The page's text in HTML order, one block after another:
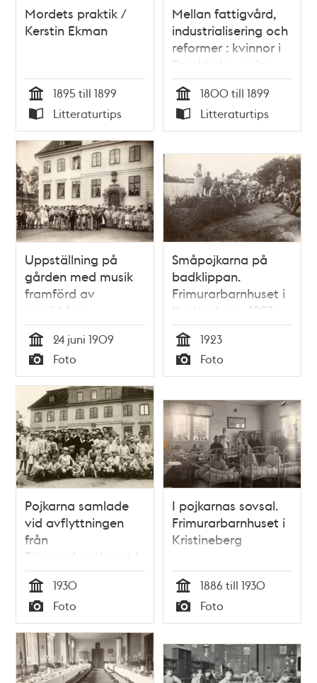
Mordets praktik /
Kerstin Ekman
Tid
1895 till 1899
Typ
Litteraturtips
Mellan fattigvård,
industrialisering och
reformer : kvinnor i
Stockholm under
1800-talet / Marion
Hartwig
Tid
1800 till 1899
Typ
Litteraturtips
Uppställning på
gården med musik
framförd av
musikkåren.
Frimurarbarnhuset i
Kristineberg, 24 juni
1909
Tid
24 juni 1909
Typ
Foto
Småpojkarna på
badklippan.
Frimurarbarnhuset i
Kristineberg, 1923.
Tid
1923
Typ
Foto
Pojkarna samlade
vid avflyttningen
från
Frimurarbarnhuset i
Kristineberg,
augusti 1930
Tid
1930
Typ
Foto
I pojkarnas sovsal.
Frimurarbarnhuset i
Kristineberg
Tid
1886 till 1930
Typ
Foto